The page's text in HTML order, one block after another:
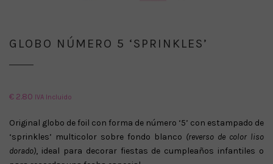
GLOBO NÚMERO 5 ‘SPRINKLES’
€ 2.80 IVA Incluido
Original globo de foil con forma de número ‘5’ con estampado de
‘sprinkles’ multicolor sobre fondo blanco (reverso de color liso
dorado), ideal para decorar fiestas de cumpleaños infantiles o